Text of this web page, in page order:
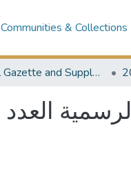
Communities & Collections
Official Gazette and Supplement
34 (تابع)